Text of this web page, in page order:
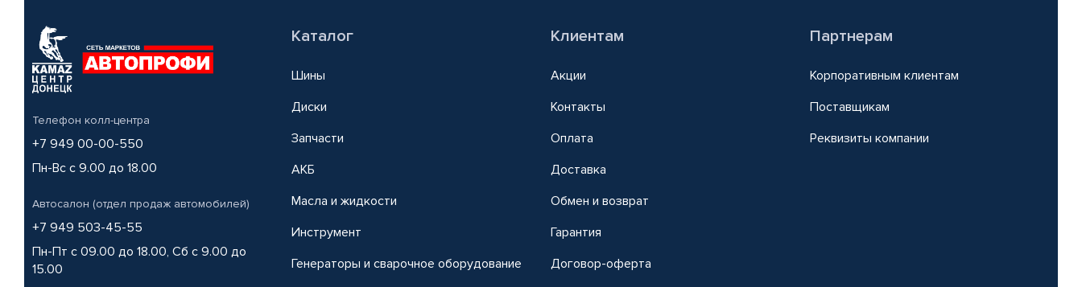
Телефон колл-центра
+7 949 00-00-550
Пн-Вс с 9.00 до 18.00
Автосалон (отдел продаж автомобилей)
+7 949 503-45-55
Пн-Пт с 09.00 до 18.00, Сб с 9.00 до
15.00
Каталог
Шины
Диски
Запчасти
АКБ
Масла и жидкости
Инструмент
Генераторы и сварочное оборудование
Клиентам
Акции
Контакты
Оплата
Доставка
Обмен и возврат
Гарантия
Договор-оферта
Партнерам
Корпоративным клиентам
Поставщикам
Реквизиты компании